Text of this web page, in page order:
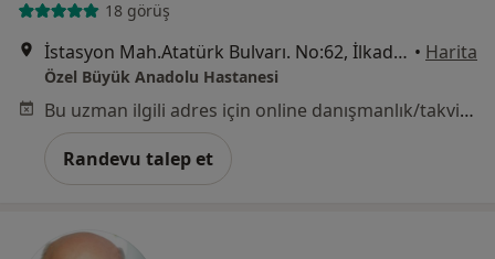
18 görüş
İstasyon Mah.Atatürk Bulvarı. No:62, İlkadım • Harita
Özel Büyük Anadolu Hastanesi
Bu uzman ilgili adres için online danışmanlık/takvim sunmuyor.
Randevu talep et